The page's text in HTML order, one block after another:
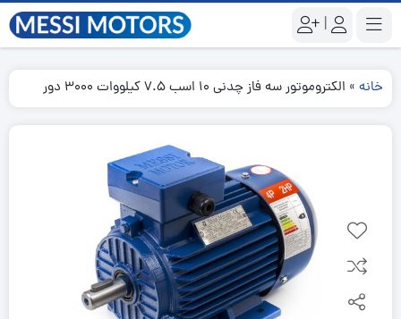
|
خانه » الکتروموتور سه فاز چدنی 10 اسب 7.5 کیلووات 3000 دور